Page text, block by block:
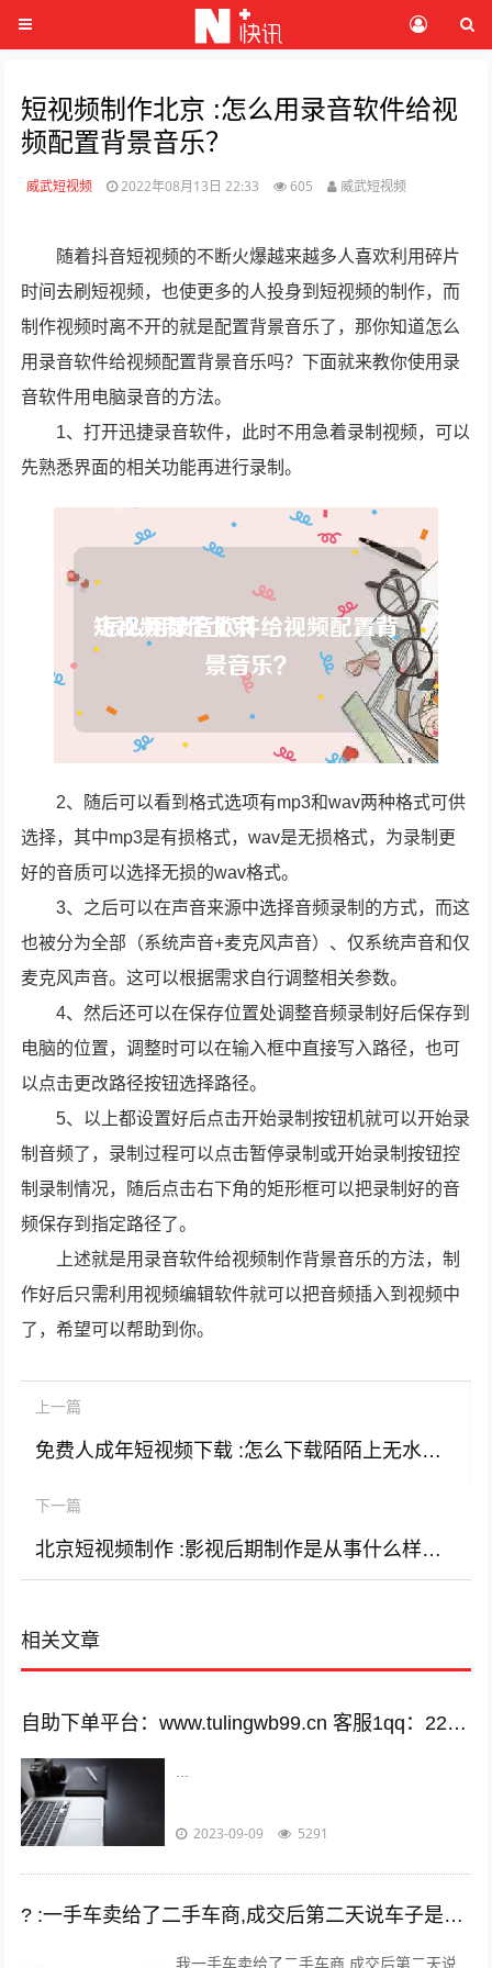
短视频制作北京 :怎么用录音软件给视
频配置背景音乐？
威武短视频 2022年08月13日 22:33 605 威武短视频
随着抖音短视频的不断火爆越来越多人喜欢利用碎片
时间去刷短视频，也使更多的人投身到短视频的制作，而
制作视频时离不开的就是配置背景音乐了，那你知道怎么
用录音软件给视频配置背景音乐吗？下面就来教你使用录
音软件用电脑录音的方法。
1、打开迅捷录音软件，此时不用急着录制视频，可以
先熟悉界面的相关功能再进行录制。
2、随后可以看到格式选项有mp3和wav两种格式可供
选择，其中mp3是有损格式，wav是无损格式，为录制更
好的音质可以选择无损的wav格式。
3、之后可以在声音来源中选择音频录制的方式，而这
也被分为全部（系统声音+麦克风声音）、仅系统声音和仅
麦克风声音。这可以根据需求自行调整相关参数。
4、然后还可以在保存位置处调整音频录制好后保存到
电脑的位置，调整时可以在输入框中直接写入路径，也可
以点击更改路径按钮选择路径。
5、以上都设置好后点击开始录制按钮机就可以开始录
制音频了，录制过程可以点击暂停录制或开始录制按钮控
制录制情况，随后点击右下角的矩形框可以把录制好的音
频保存到指定路径了。
上述就是用录音软件给视频制作背景音乐的方法，制
作好后只需利用视频编辑软件就可以把音频插入到视频中
了，希望可以帮助到你。
上一篇
免费人成年短视频下载 :怎么下载陌陌上无水印的短视頻？
下一篇
北京短视频制作 :影视后期制作是从事什么样的工作，工资是怎样的？
相关文章
自助下单平台：www.tulingwb99.cn 客服1qq：2221028208 客服2qq：2221028208
2023-09-09 5291
? :一手车卖给了二手车商,成交后第二天说车子是事故车，说隐瞒事实？
我一手车卖给了二手车商,成交后第二天说